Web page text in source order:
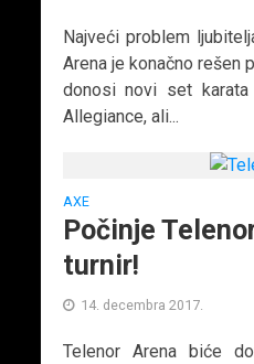
Najveći problem
Arena je konačno rešen
donosi novi set
Allegiance, ali...
AXE
Počinje
turnir!
14. decembra 2017.
Telenor Arena biće